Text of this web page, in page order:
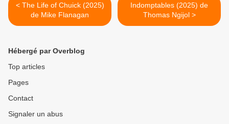
< The Life of Chuick (2025)
de Mike Flanagan
Indomptables (2025) de
Thomas Ngijol >
Hébergé par Overblog
Top articles
Pages
Contact
Signaler un abus